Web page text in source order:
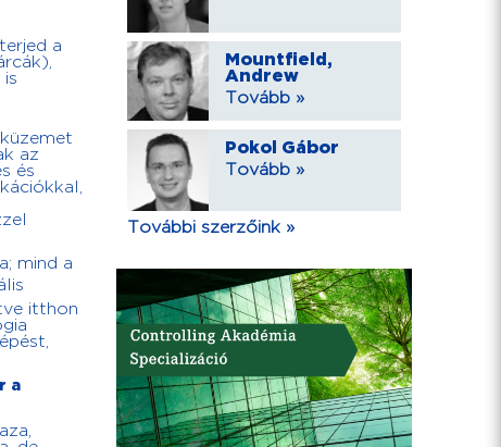
a
az
és
mind a
itthon
a
Mountfield,
Andrew
Tovább »
Pokol Gábor
Tovább »
További szerzőink »